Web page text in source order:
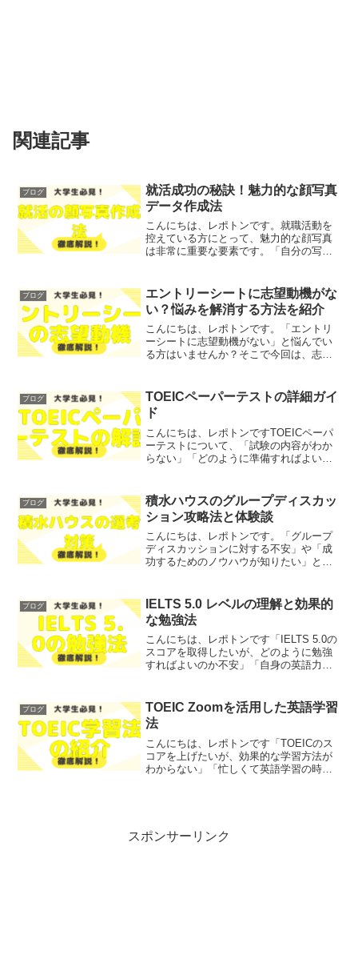
関連記事
ブログ
就活成功の秘訣！魅力的な顔写真
データ作成法
こんにちは、レポトンです。就職活動を
控えている方にとって、魅力的な顔写真
は非常に重要な要素です。「自分の写真
いでしょうか？そこで今回は、魅力的な
顔写真データの作成法を徹...
ブログ
エントリーシートに志望動機がな
い？悩みを解消する方法を紹介
こんにちは、レポトンです。「エントリ
ーシートに志望動機がない」と悩んでい
る方はいませんか？そこで今回は、志望
の記事は次のような人におすすめ！志望
動機を思いつかない方エン...
ブログ
TOEICペーパーテストの詳細ガイ
ド
こんにちは、レポトンですTOEICペーパ
ーテストについて、「試験の内容がわか
らない」「どのように準備すればよいの
ストの詳細を、わかりやすく解説しま
す！レポトンこの記...
ブログ
積水ハウスのグループディスカッ
ション攻略法と体験談
こんにちは、レポトンです。「グループ
ディスカッションに対する不安」や「成
功するためのノウハウが知りたい」とお
ョンにおける攻略法や体験談を、わかり
やすく解説します！レポトン...
ブログ
IELTS 5.0 レベルの理解と効果的
な勉強法
こんにちは、レポトンです「IELTS 5.0の
スコアを取得したいが、どのように勉強
すればよいのか不安」「自身の英語力が
IELTS 5.0のレベルやその難易度、必要
な...
ブログ
TOEIC Zoomを活用した英語学習
法
こんにちは、レポトンです「TOEICのス
コアを上げたいが、効果的な学習方法が
わからない」「忙しくて英語学習の時間
スポンサーリンク